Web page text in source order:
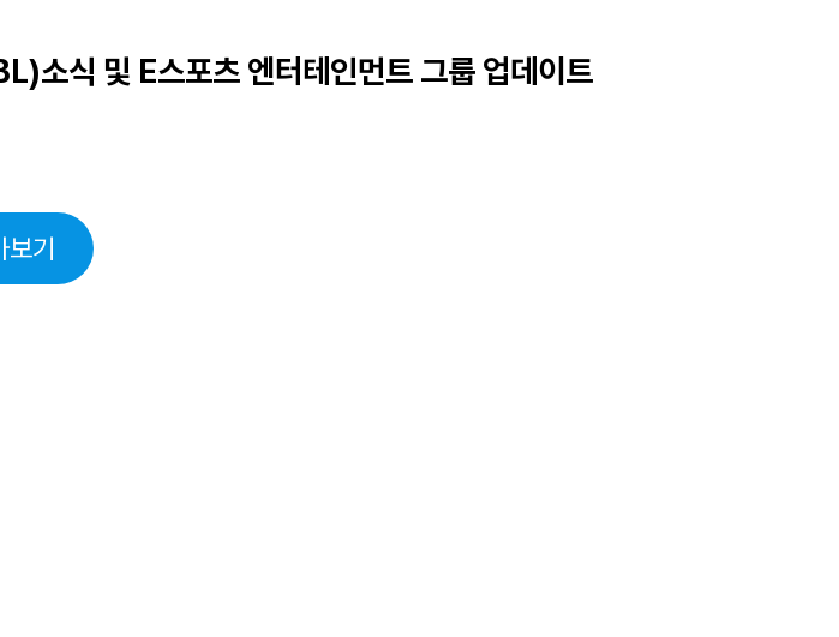
및 E스포츠 엔터테인먼트 그룹 업데이트
기